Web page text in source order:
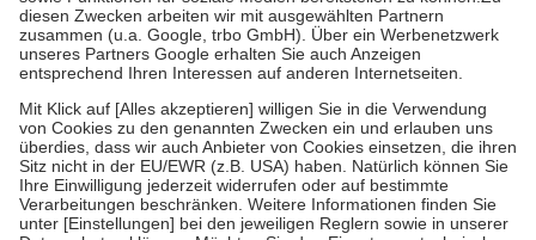
Zuzahlung zehn Prozent der Kosten sowie zehn Euro je
Verordnung.
Um das Engagement der Versicherten für ihre eigene Gesundheit zu
stärken und die besondere Stellung der Familie zu unterstützen,
fallenkeine Zuzahlungenan bei:
• Kindern und Jugendlichen bis zum vollendeten 18. Lebensjahr
mit Ausnahme der Fahrkosten
• Untersuchungen zur Vorsorge und Früherkennung, die von der
GKV getragen werden